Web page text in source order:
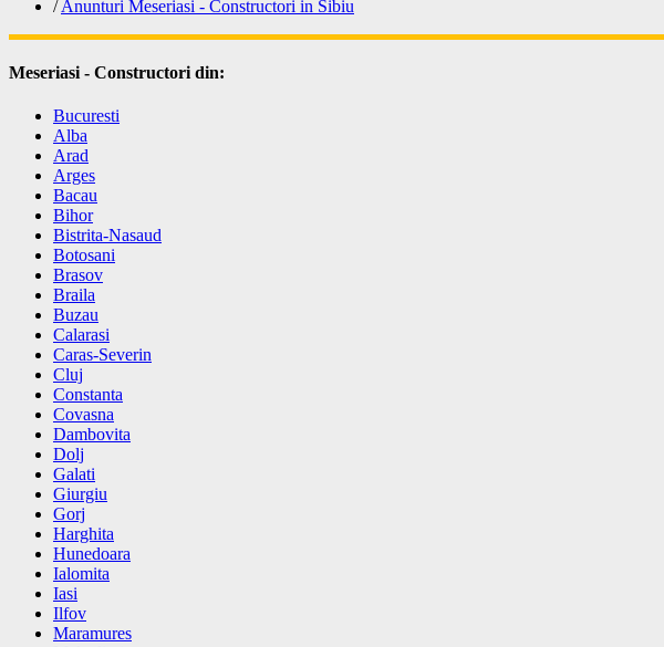
/Anunturi Meseriasi - Constructori in Sibiu
Meseriasi - Constructori din:
Bucuresti
Alba
Arad
Arges
Bacau
Bihor
Bistrita-Nasaud
Botosani
Brasov
Braila
Buzau
Calarasi
Caras-Severin
Cluj
Constanta
Covasna
Dambovita
Dolj
Galati
Giurgiu
Gorj
Harghita
Hunedoara
Ialomita
Iasi
Ilfov
Maramures